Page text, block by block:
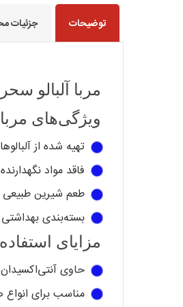
توضیحات جزئیات
مربا آلبالو
ویژگی‌های مربا
تهیه شده از
فاقد مواد
طعم شیرین طبیعی
بسته‌بندی
مزایای
حاوی
مناسب برای